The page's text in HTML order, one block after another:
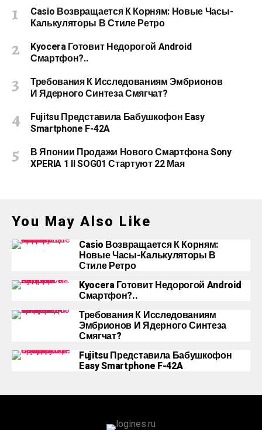
Casio Возвращается К Корням: Новые Часы-
Калькуляторы В Стиле Ретро
Kyocera Готовит Недорогой Android
Смартфон?..
Требования К Исследованиям Эмбрионов
И Ядерного Синтеза Смягчат?
Fujitsu Представила Бабушкофон Easy
Smartphone F-42A
В Японии Продажи Нового Смартфона Sony
XPERIA 1 II SOG01 Стартуют 22 Мая
You May Also Like
Casio Возвращается К Корням:
Новые Часы-Калькуляторы В
Стиле Ретро
Kyocera Готовит Недорогой Android
Смартфон?..
Требования К Исследованиям
Эмбрионов И Ядерного Синтеза
Смягчат?
Fujitsu Представила Бабушкофон
Easy Smartphone F-42A